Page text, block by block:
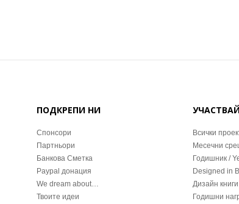
ПОДКРЕПИ НИ
Спонсори
Партньори
Банкова Сметка
Paypal донация
We dream about…
Твоите идеи
Всички
Месечни
Годишник /
Designed in
Дизайн книги
Годишни